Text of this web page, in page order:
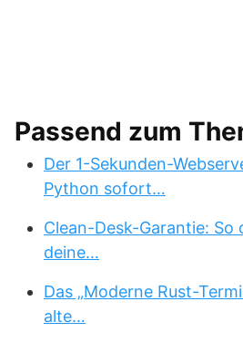
Passend zum
Der 1-Sekunden-
Python sofort…
Clean-Desk-Garantie: So
deine…
Das „Moderne Rust-
alte…